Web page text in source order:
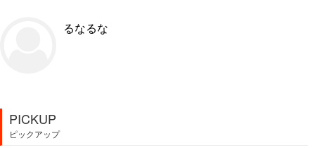
るなるな
PICKUP
ピックアップ